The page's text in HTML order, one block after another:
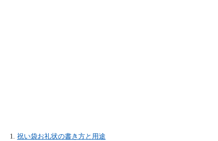
祝い袋お礼状の書き方と用途